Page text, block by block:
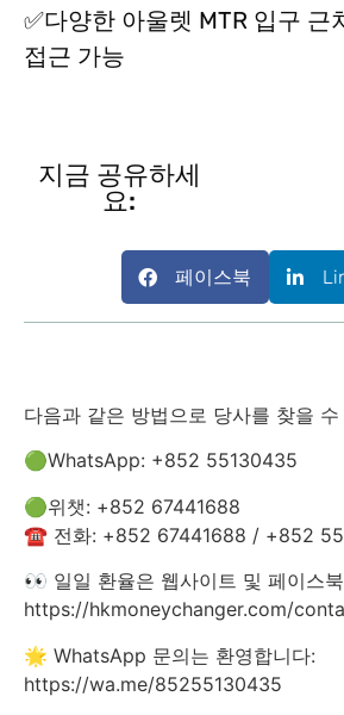
✅다양한 아울렛 MTR 입구 근
접근 가능
지금 공유하세
요:
페이스북
다음과 같은 방법으로 당사를 찾을 수
🟢WhatsApp: +852 55130435
🟢위챗: +852 67441688
☎️ 전화: +852 67441688 / +852
👀 일일 환율은 웹사이트 및 페이스
https://hkmoneychanger.com/
🌟 WhatsApp 문의는 환영합니다:
https://wa.me/85255130435